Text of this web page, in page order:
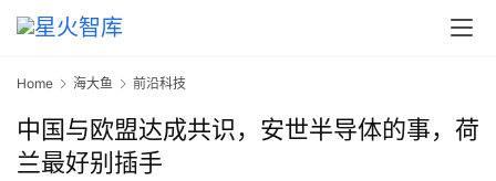
Home 海大鱼 前沿科技
中国与欧盟达成共识，安世半导体的事，荷
兰最好别插手